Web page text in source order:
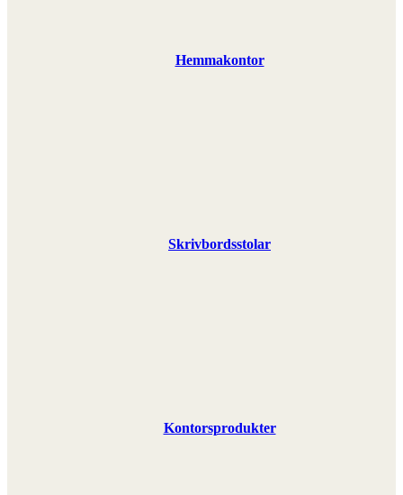
Hemmakontor
Skrivbordsstolar
Kontorsprodukter